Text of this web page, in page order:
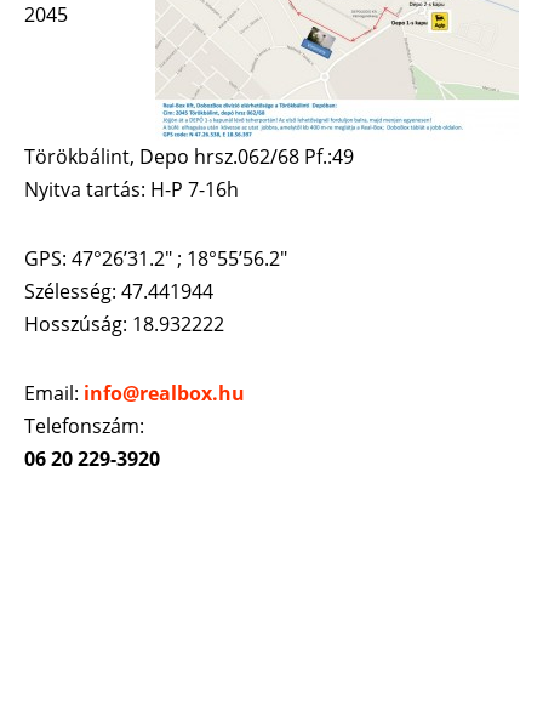
2045
Törökbálint, Depo hrsz.062/68 Pf.:49
Nyitva tartás: H-P 7-16h
GPS: 47°26’31.2″ ; 18°55’56.2″
Szélesség: 47.441944
Hosszúság: 18.932222
Email: info@realbox.hu
Telefonszám:
06 20 229-3920